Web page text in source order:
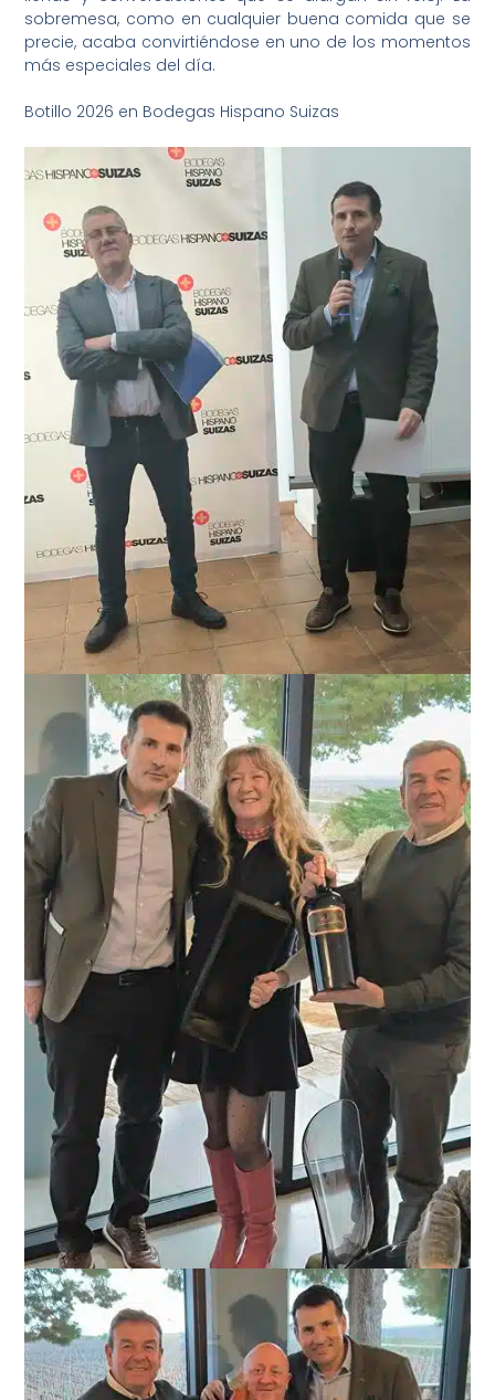
sobremesa, como en cualquier buena comida que se
precie, acaba convirtiéndose en uno de los momentos
más especiales del día.
Botillo 2026 en Bodegas Hispano Suizas